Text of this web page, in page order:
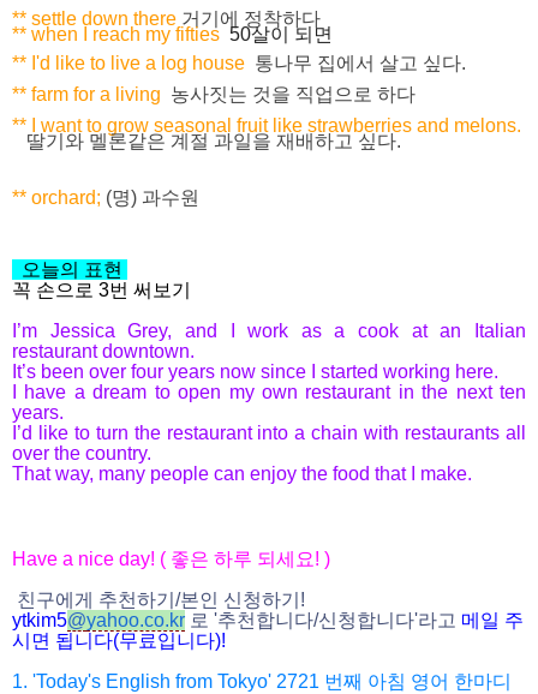
** settle down there 거기에 정착하다
** when I reach my fifties 50살이 되면
** I'd like to live a log house 통나무 집에서 살고 싶다.
** farm for a living 농사짓는 것을 직업으로 하다
** I want to grow seasonal fruit like strawberries and melons.
딸기와 멜론같은 계절 과일을 재배하고 싶다.
** orchard; (명) 과수원
오늘의 표현
꼭 손으로 3번 써보기
I’m Jessica Grey, and I work as a cook at an Italian
restaurant downtown.
It’s been over four years now since I started working here.
I have a dream to open my own restaurant in the next ten
years.
I’d like to turn the restaurant into a chain with restaurants all
over the country.
That way, many people can enjoy the food that I make.
Have a nice day! ( 좋은 하루 되세요! )
친구에게 추천하기 /본인 신청하기 !
ytkim5@yahoo.co.kr 로 '추천합니다/신청합니다'라고 메일 주
시면 됩니다(무료입니다)!
1. 'Today's English from Tokyo' 2721 번째 아침 영어 한마디